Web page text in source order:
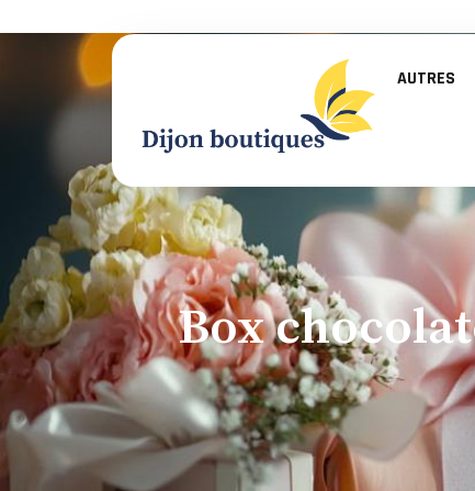
AUTRES
Box